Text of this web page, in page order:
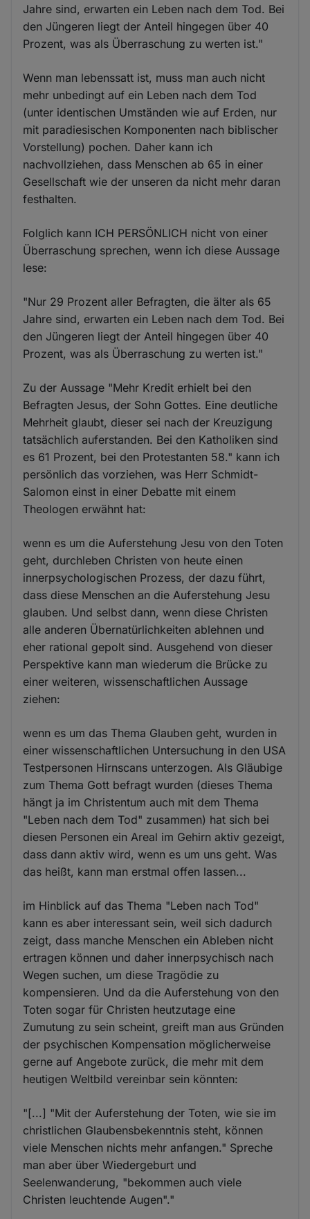
Jahre sind, erwarten ein Leben nach dem Tod. Bei
den Jüngeren liegt der Anteil hingegen über 40
Prozent, was als Überraschung zu werten ist."
Wenn man lebenssatt ist, muss man auch nicht
mehr unbedingt auf ein Leben nach dem Tod
(unter identischen Umständen wie auf Erden, nur
mit paradiesischen Komponenten nach biblischer
Vorstellung) pochen. Daher kann ich
nachvollziehen, dass Menschen ab 65 in einer
Gesellschaft wie der unseren da nicht mehr daran
festhalten.
Folglich kann ICH PERSÖNLICH nicht von einer
Überraschung sprechen, wenn ich diese Aussage
lese:
"Nur 29 Prozent aller Befragten, die älter als 65
Jahre sind, erwarten ein Leben nach dem Tod. Bei
den Jüngeren liegt der Anteil hingegen über 40
Prozent, was als Überraschung zu werten ist."
Zu der Aussage "Mehr Kredit erhielt bei den
Befragten Jesus, der Sohn Gottes. Eine deutliche
Mehrheit glaubt, dieser sei nach der Kreuzigung
tatsächlich auferstanden. Bei den Katholiken sind
es 61 Prozent, bei den Protestanten 58." kann ich
persönlich das vorziehen, was Herr Schmidt-
Salomon einst in einer Debatte mit einem
Theologen erwähnt hat:
wenn es um die Auferstehung Jesu von den Toten
geht, durchleben Christen von heute einen
innerpsychologischen Prozess, der dazu führt,
dass diese Menschen an die Auferstehung Jesu
glauben. Und selbst dann, wenn diese Christen
alle anderen Übernatürlichkeiten ablehnen und
eher rational gepolt sind. Ausgehend von dieser
Perspektive kann man wiederum die Brücke zu
einer weiteren, wissenschaftlichen Aussage
ziehen:
wenn es um das Thema Glauben geht, wurden in
einer wissenschaftlichen Untersuchung in den USA
Testpersonen Hirnscans unterzogen. Als Gläubige
zum Thema Gott befragt wurden (dieses Thema
hängt ja im Christentum auch mit dem Thema
"Leben nach dem Tod" zusammen) hat sich bei
diesen Personen ein Areal im Gehirn aktiv gezeigt,
dass dann aktiv wird, wenn es um uns geht. Was
das heißt, kann man erstmal offen lassen...
im Hinblick auf das Thema "Leben nach Tod"
kann es aber interessant sein, weil sich dadurch
zeigt, dass manche Menschen ein Ableben nicht
ertragen können und daher innerpsychisch nach
Wegen suchen, um diese Tragödie zu
kompensieren. Und da die Auferstehung von den
Toten sogar für Christen heutzutage eine
Zumutung zu sein scheint, greift man aus Gründen
der psychischen Kompensation möglicherweise
gerne auf Angebote zurück, die mehr mit dem
heutigen Weltbild vereinbar sein könnten:
"[...] "Mit der Auferstehung der Toten, wie sie im
christlichen Glaubensbekenntnis steht, können
viele Menschen nichts mehr anfangen." Spreche
man aber über Wiedergeburt und
Seelenwanderung, "bekommen auch viele
Christen leuchtende Augen"."